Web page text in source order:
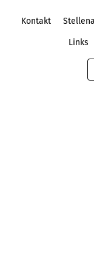
Kontakt
Links